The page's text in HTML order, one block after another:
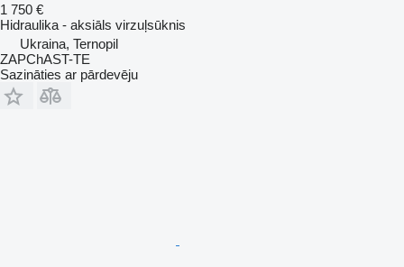
1 750 €
Hidraulika - aksiāls virzuļsūknis
Ukraina, Ternopil
ZAPChAST-TE
Sazināties ar pārdevēju